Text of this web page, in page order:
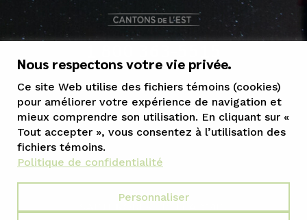
1 800 363-5515
tourisme@mrcgranit.qc.ca
Nous respectons votre vie privée.
Ce site Web utilise des fichiers témoins (cookies)
pour améliorer votre expérience de navigation et
mieux comprendre son utilisation. En cliquant sur «
Tout accepter », vous consentez à l’utilisation des
fichiers témoins.
Politique de confidentialité
Personnaliser